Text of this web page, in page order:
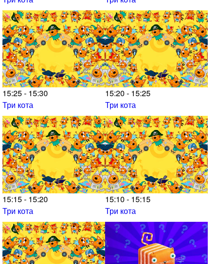
15:25 - 15:30
Три кота
15:20 - 15:25
Три кота
15:15 - 15:20
Три кота
15:10 - 15:15
Три кота